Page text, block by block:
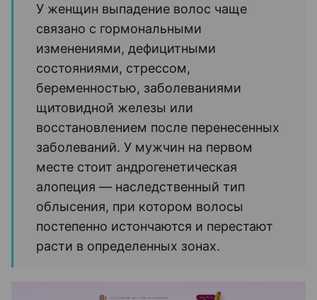
У женщин выпадение волос чаще
связано с гормональными
изменениями, дефицитными
состояниями, стрессом,
беременностью, заболеваниями
щитовидной железы или
восстановлением после перенесенных
заболеваний. У мужчин на первом
месте стоит андрогенетическая
алопеция — наследственный тип
облысения, при котором волосы
постепенно истончаются и перестают
расти в определенных зонах.